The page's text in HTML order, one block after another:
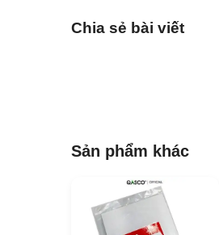
Chia sẻ bài viết
Sản phẩm khác